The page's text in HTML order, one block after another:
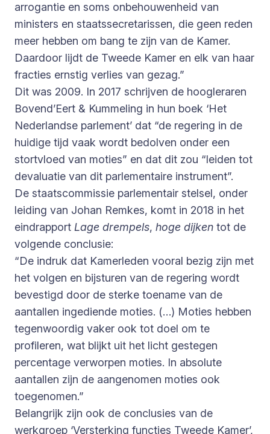
arrogantie en soms onbehouwenheid van
ministers en staatssecretarissen, die geen reden
meer hebben om bang te zijn van de Kamer.
Daardoor lijdt de Tweede Kamer en elk van haar
fracties ernstig verlies van gezag.”
Dit was 2009. In 2017 schrijven de hoogleraren
Bovend’Eert & Kummeling in hun boek ‘Het
Nederlandse parlement’ dat “de regering in de
huidige tijd vaak wordt bedolven onder een
stortvloed van moties” en dat dit zou “leiden tot
devaluatie van dit parlementaire instrument”.
De staatscommissie parlementair stelsel, onder
leiding van Johan Remkes, komt in 2018 in het
eindrapport Lage drempels, hoge dijken tot de
volgende conclusie:
“De indruk dat Kamerleden vooral bezig zijn met
het volgen en bijsturen van de regering wordt
bevestigd door de sterke toename van de
aantallen ingediende moties. (…) Moties hebben
tegenwoordig vaker ook tot doel om te
profileren, wat blijkt uit het licht gestegen
percentage verworpen moties. In absolute
aantallen zijn de aangenomen moties ook
toegenomen.”
Belangrijk zijn ook de conclusies van de
werkgroep ‘Versterking functies Tweede Kamer’,